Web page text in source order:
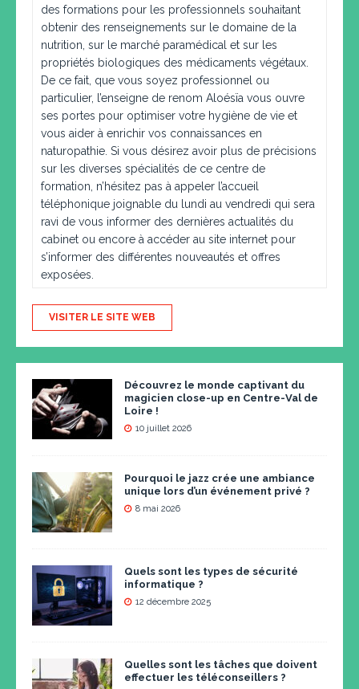
des formations pour les professionnels souhaitant
obtenir des renseignements sur le domaine de la
nutrition, sur le marché paramédical et sur les
propriétés biologiques des médicaments végétaux.
De ce fait, que vous soyez professionnel ou
particulier, l’enseigne de renom Aloésïa vous ouvre
ses portes pour optimiser votre hygiène de vie et
vous aider à enrichir vos connaissances en
naturopathie. Si vous désirez avoir plus de précisions
sur les diverses spécialités de ce centre de
formation, n’hésitez pas à appeler l’accueil
téléphonique joignable du lundi au vendredi qui sera
ravi de vous informer des dernières actualités du
cabinet ou encore à accéder au site internet pour
s’informer des différentes nouveautés et offres
exposées.
VISITER LE SITE WEB
Découvrez le monde captivant du
magicien close-up en Centre-Val de
Loire !
10 juillet 2026
Pourquoi le jazz crée une ambiance
unique lors d’un événement privé ?
8 mai 2026
Quels sont les types de sécurité
informatique ?
12 décembre 2025
Quelles sont les tâches que doivent
effectuer les téléconseillers ?